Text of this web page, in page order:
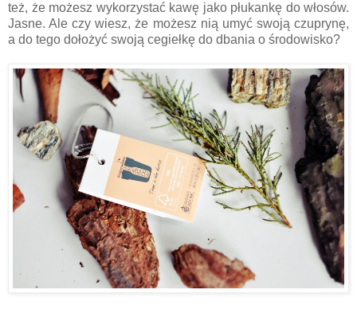
też, że możesz wykorzystać kawę jako płukankę do włosów.
Jasne. Ale czy wiesz, że możesz nią umyć swoją czuprynę,
a do tego dołożyć swoją cegiełkę do dbania o środowisko?